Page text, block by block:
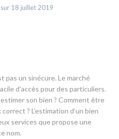
18 juillet 2019
pas un sinécure. Le marché
d’accès pour des particuliers.
son bien ? Comment être
? L’estimation d’un bien
services que propose une
nom.